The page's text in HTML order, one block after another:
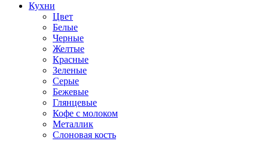
Кухни
Цвет
Белые
Черные
Желтые
Красные
Зеленые
Серые
Бежевые
Глянцевые
Кофе с молоком
Металлик
Слоновая кость